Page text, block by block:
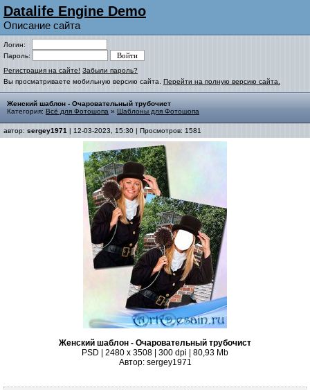
Datalife Engine Demo
Описание сайта
Логин:
Пароль:
Регистрация на сайте! Забыли пароль?
Вы просматриваете мобильную версию сайта. Перейти на полную версию сайта.
Женский шаблон - Очаровательный трубочист
Категория: Всё для Фотошопа » Шаблоны для Фотошопа
автор: sergey1971 | 12-03-2023, 15:30 | Просмотров: 1581
Женский шаблон - Очаровательный трубочист
PSD | 2480 x 3508 | 300 dpi | 80,93 Mb
Автор: sergey1971